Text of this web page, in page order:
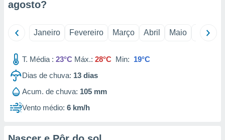
criar
medir
da
agosto?
Janeiro Fevereiro Março Abril Maio Junho
T. Média : 23°C Máx.: 28°C Min: 19°C
Dias de chuva: 13 dias
Acum. de chuva: 105 mm
Vento médio: 6 km/h